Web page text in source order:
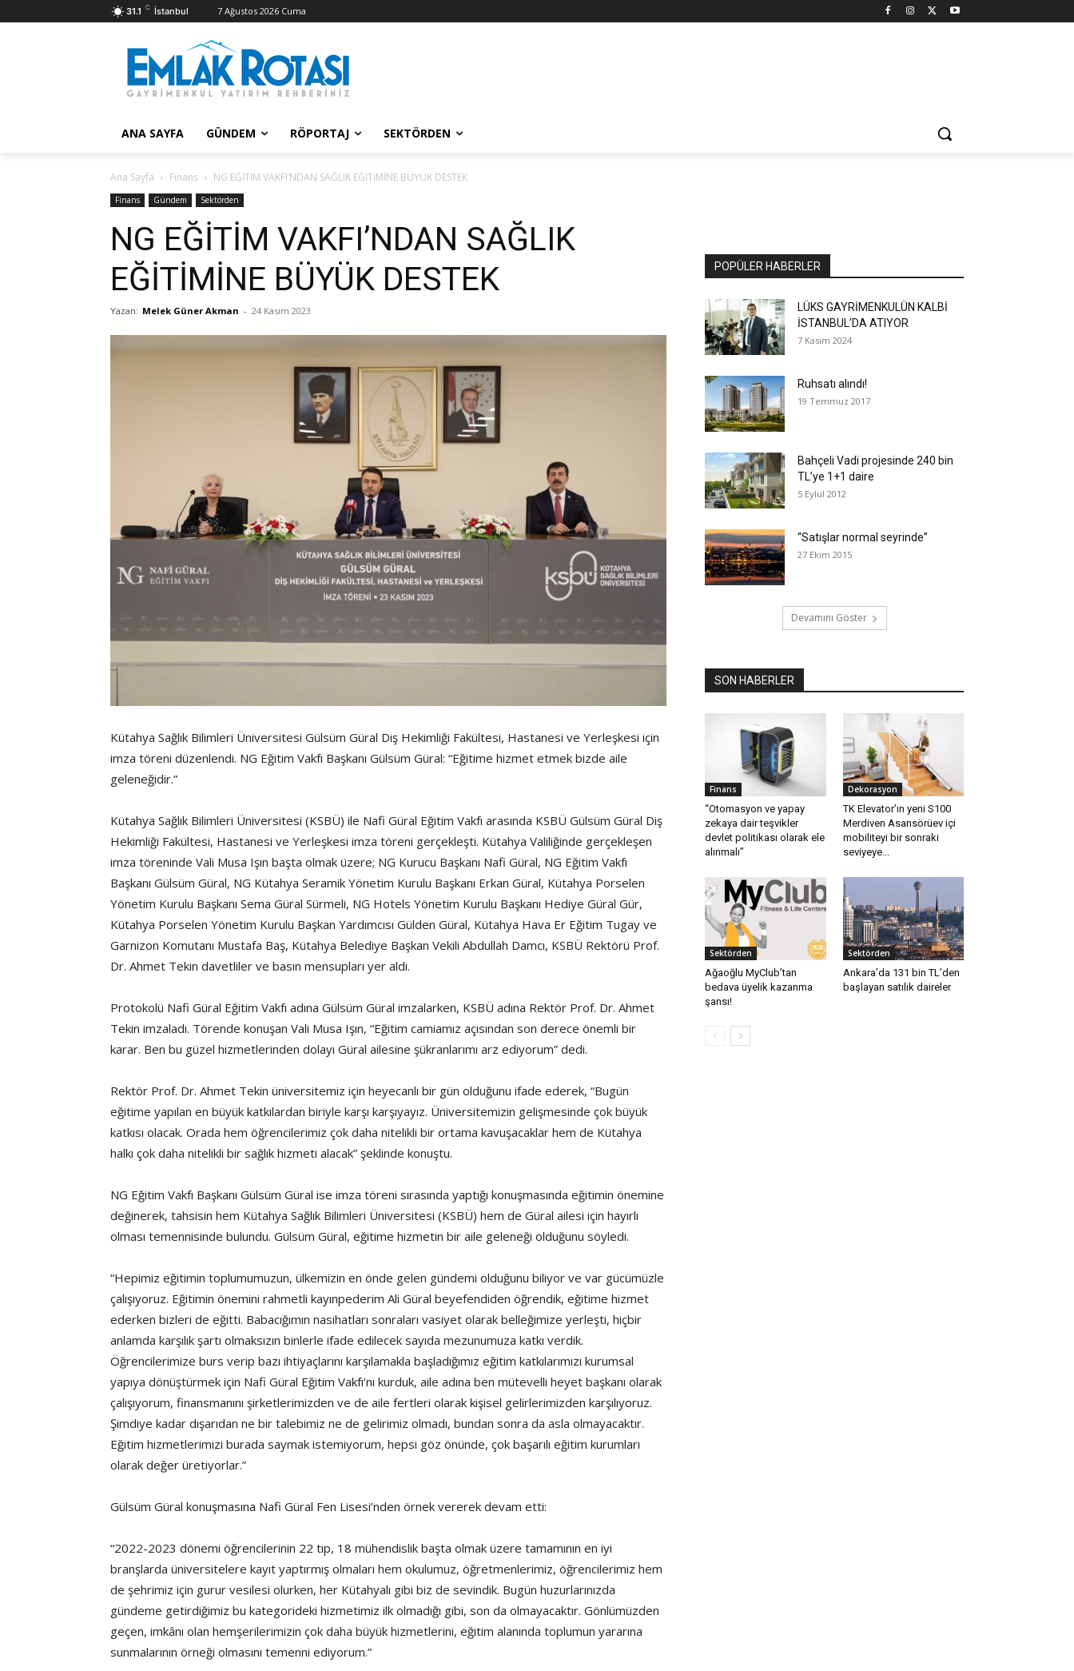
31.1 C İstanbul 7 Ağustos 2026 Cuma
ANA SAYFA GÜNDEM RÖPORTAJ SEKTÖRDEN
Ana Sayfa Finans NG EĞİTİM VAKFI’NDAN SAĞLIK EĞİTİMİNE BÜYÜK DESTEK
Finans Gündem Sektörden
NG EĞİTİM VAKFI’NDAN SAĞLIK
EĞİTİMİNE BÜYÜK DESTEK
Yazan: Melek Güner Akman - 24 Kasım 2023
Kütahya Sağlık Bilimleri Üniversitesi Gülsüm Güral Diş Hekimliği Fakültesi, Hastanesi ve Yerleşkesi için
imza töreni düzenlendi. NG Eğitim Vakfı Başkanı Gülsüm Güral: “Eğitime hizmet etmek bizde aile
geleneğidir.”
Kütahya Sağlık Bilimleri Üniversitesi (KSBÜ) ile Nafi Güral Eğitim Vakfı arasında KSBÜ Gülsüm Güral Diş
Hekimliği Fakültesi, Hastanesi ve Yerleşkesi imza töreni gerçekleşti. Kütahya Valiliğinde gerçekleşen
imza töreninde Vali Musa Işın başta olmak üzere; NG Kurucu Başkanı Nafi Güral, NG Eğitim Vakfı
Başkanı Gülsüm Güral, NG Kütahya Seramik Yönetim Kurulu Başkanı Erkan Güral, Kütahya Porselen
Yönetim Kurulu Başkanı Sema Güral Sürmeli, NG Hotels Yönetim Kurulu Başkanı Hediye Güral Gür,
Kütahya Porselen Yönetim Kurulu Başkan Yardımcısı Gülden Güral, Kütahya Hava Er Eğitim Tugay ve
Garnizon Komutanı Mustafa Baş, Kütahya Belediye Başkan Vekili Abdullah Damcı, KSBÜ Rektörü Prof.
Dr. Ahmet Tekin davetliler ve basın mensupları yer aldı.
Protokolü Nafi Güral Eğitim Vakfı adına Gülsüm Güral imzalarken, KSBÜ adına Rektör Prof. Dr. Ahmet
Tekin imzaladı. Törende konuşan Vali Musa Işın, “Eğitim camiamız açısından son derece önemli bir
karar. Ben bu güzel hizmetlerinden dolayı Güral ailesine şükranlarımı arz ediyorum” dedi.
Rektör Prof. Dr. Ahmet Tekin üniversitemiz için heyecanlı bir gün olduğunu ifade ederek, “Bugün
eğitime yapılan en büyük katkılardan biriyle karşı karşıyayız. Üniversitemizin gelişmesinde çok büyük
katkısı olacak. Orada hem öğrencilerimiz çok daha nitelikli bir ortama kavuşacaklar hem de Kütahya
halkı çok daha nitelikli bir sağlık hizmeti alacak” şeklinde konuştu.
NG Eğitim Vakfı Başkanı Gülsüm Güral ise imza töreni sırasında yaptığı konuşmasında eğitimin önemine
değinerek, tahsisin hem Kütahya Sağlık Bilimleri Üniversitesi (KSBÜ) hem de Güral ailesi için hayırlı
olması temennisinde bulundu. Gülsüm Güral, eğitime hizmetin bir aile geleneği olduğunu söyledi.
“Hepimiz eğitimin toplumumuzun, ülkemizin en önde gelen gündemi olduğunu biliyor ve var gücümüzle
çalışıyoruz. Eğitimin önemini rahmetli kayınpederim Ali Güral beyefendiden öğrendik, eğitime hizmet
ederken bizleri de eğitti. Babacığımın nasihatları sonraları vasiyet olarak belleğimize yerleşti, hiçbir
anlamda karşılık şartı olmaksızın binlerle ifade edilecek sayıda mezunumuza katkı verdik.
Öğrencilerimize burs verip bazı ihtiyaçlarını karşılamakla başladığımız eğitim katkılarımızı kurumsal
yapıya dönüştürmek için Nafi Güral Eğitim Vakfı’nı kurduk, aile adına ben mütevelli heyet başkanı olarak
çalışıyorum, finansmanını şirketlerimizden ve de aile fertleri olarak kişisel gelirlerimizden karşılıyoruz.
Şimdiye kadar dışarıdan ne bir talebimiz ne de gelirimiz olmadı, bundan sonra da asla olmayacaktır.
Eğitim hizmetlerimizi burada saymak istemiyorum, hepsi göz önünde, çok başarılı eğitim kurumları
olarak değer üretiyorlar.”
Gülsüm Güral konuşmasına Nafi Güral Fen Lisesi’nden örnek vererek devam etti:
“2022-2023 dönemi öğrencilerinin 22 tıp, 18 mühendislik başta olmak üzere tamamının en iyi
branşlarda üniversitelere kayıt yaptırmış olmaları hem okulumuz, öğretmenlerimiz, öğrencilerimiz hem
de şehrimiz için gurur vesilesi olurken, her Kütahyalı gibi biz de sevindik. Bugün huzurlarınızda
gündeme getirdiğimiz bu kategorideki hizmetimiz ilk olmadığı gibi, son da olmayacaktır. Gönlümüzden
geçen, imkânı olan hemşerilerimizin çok daha büyük hizmetlerini, eğitim alanında toplumun yararına
sunmalarının örneği olmasını temenni ediyorum.”
POPÜLER HABERLER
LÜKS GAYRİMENKULÜN KALBİ
İSTANBUL’DA ATIYOR
7 Kasım 2024
Ruhsatı alındı!
19 Temmuz 2017
Bahçeli Vadi projesinde 240 bin
TL’ye 1+1 daire
5 Eylül 2012
“Satışlar normal seyrinde”
27 Ekim 2015
Devamını Göster
SON HABERLER
Finans
“Otomasyon ve yapay
zekaya dair teşvikler
devlet politikası olarak ele
alınmalı”
Dekorasyon
TK Elevator’ın yeni S100
Merdiven Asansörüev içi
mobiliteyi bir sonraki
seviyeye...
Sektörden
Ağaoğlu MyClub’tan
bedava üyelik kazanma
şansı!
Sektörden
Ankara’da 131 bin TL’den
başlayan satılık daireler